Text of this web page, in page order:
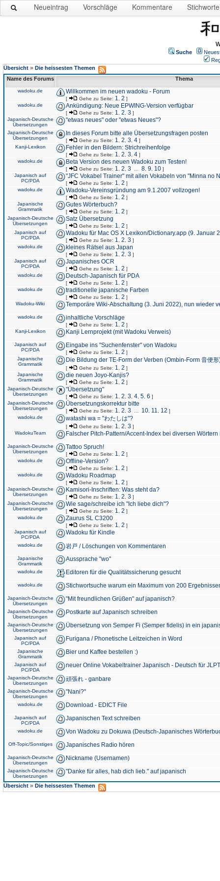
Neueintrag Vorschläge Kommentare Stichworte
Suche
Übersicht » Die heissesten Themen
Name des Forums
Thema
wadoku.de Willkommen im neuen wadoku - Forum
[ Gehe zu Seite: 1 2 ]
wadoku.de
Ankündigung: Neue EPWING-Version verfügbar
[ Gehe zu Seite: 1 2 3 ]
Japanisch-Deutsche
Übersetzungen
"etwas neues" oder "etwas Neues"?
Japanisch-Deutsche
Übersetzungen
In dieses Forum bitte alle Übersetzungsfragen posten
[ Gehe zu Seite: 1 2 3 4 ]
Kanji-Lexikon
Fehler in den Bildern: Strichreihenfolge
[ Gehe zu Seite: 1 2 3 4 ]
wadoku.de
Beta Version des neuen Wadoku zum Testen!
[ Gehe zu Seite: 1 2 3 8 9 10 ]
Japanisch auf
PC/PDA
"JFC Vokabel Trainer" mit allen Vokabeln von "Minna no
[ Gehe zu Seite: 1 2 ]
wadoku.de
Wadoku-Vereinsgründung am 9.1.2007 vollzogen!
[ Gehe zu Seite: 1 2 ]
Japanische
Grammatik
Gutes Wörterbuch?
[ Gehe zu Seite: 1 2 ]
Japanisch-Deutsche
Übersetzungen
Satz Übersetzung
[ Gehe zu Seite: 1 2 ]
Japanisch auf
PC/PDA
Wadoku für Mac OS X Lexikon/Dictionary.app (9. Januar
[ Gehe zu Seite: 1 2 3 ]
wadoku.de
kleines Rätsel aus Japan
[ Gehe zu Seite: 1 2 3 ]
Japanisch auf
PC/PDA
Japanisches OCR
[ Gehe zu Seite: 1 2 ]
wadoku.de
Deutsch-Japanisch für PDA
[ Gehe zu Seite: 1 2 ]
wadoku.de
traditionelle japanische Farben
[ Gehe zu Seite: 1 2 ]
Wadoku-Wiki
Temporäre Wiki-Abschaltung (3. Juni 2022), nun wieder
wadoku.de inhaltliche Vorschläge
[ Gehe zu Seite: 1 2 ]
Kanji-Lexikon
Kanji Lernprojekt (mit Wadoku Verweis)
Japanisch auf
PC/PDA
Eingabe ins "Suchenfenster" von Wadoku
[ Gehe zu Seite: 1 2 ]
Japanische
Grammatik
Die Bildung der TE-Form der Verben (Ombin-Form 音便形
[ Gehe zu Seite: 1 2 ]
Japanische
Grammatik
die neuen Joyo-Kanjis?
[ Gehe zu Seite: 1 2 ]
Japanisch-Deutsche
Übersetzungen
"Übersetzung"
[ Gehe zu Seite: 1 2 3 4 5 6 ]
Japanisch-Deutsche
Übersetzungen
Übersetzungskorrektur bitte
[ Gehe zu Seite: 1 2 3 10 11 12 ]
wadoku.de
watashi wa = "わたしは"?
[ Gehe zu Seite: 1 2 3 ]
WadokuTeam
Falscher Pitch-Pattern/Accent-Index bei diversen
Japanisch-Deutsche
Übersetzungen
Tattoo Spruch!
[ Gehe zu Seite: 1 2 ]
wadoku.de
Offline-Version?
[ Gehe zu Seite: 1 2 ]
wadoku.de
Wadoku Roadmap
[ Gehe zu Seite: 1 2 ]
Japanisch-Deutsche
Übersetzungen
Kamisori-Inschriften: Was steht da?
[ Gehe zu Seite: 1 2 3 ]
Japanisch-Deutsche
Übersetzungen
Wie sage/schreibe ich "Ich liebe dich"?
[ Gehe zu Seite: 1 2 ]
wadoku.de
Zaurus SL C3200
[ Gehe zu Seite: 1 2 ]
Japanisch auf
PC/PDA
Wadoku für Kindle
wadoku.de 岩戸 / Löschungen von Kommentaren
Japanische
Grammatik
Aussprache "wo"
wadoku.de Editoren für die Qualitätssicherung gesucht
wadoku.de Stichwortsuche warum ein Maximum von 200
Japanisch-Deutsche
Übersetzungen
"Mit freundlichen Grüßen" auf japanisch?
Japanisch-Deutsche
Übersetzungen
Postkarte auf Japanisch schreiben
Japanisch-Deutsche
Übersetzungen
Übersetzung von Semper Fi (Semper fidelis) in ein
Japanisch auf
PC/PDA
Furigana / Phonetische Leitzeichen in Word
Japanische
Grammatik
Bier und Kaffee bestellen :)
Japanisch auf
PC/PDA
neuer Online Vokabeltrainer Japanisch - Deutsch für
Japanisch-Deutsche
Übersetzungen
頑張れ - ganbare
Japanisch-Deutsche
Übersetzungen
"Nani?"
wadoku.de Download - EDICT File
Japanisch auf
PC/PDA
Japanischen Text schreiben
wadoku.de Von Wadoku zu Dokuwa (Deutsch-Japanisches
Off-Topic/Sonstiges Japanisches Radio hören
Japanisch-Deutsche
Übersetzungen
Nickname (Usernamen)
Japanisch-Deutsche
Übersetzungen
"Danke für alles, hab dich lieb." auf japanisch
Übersicht » Die heissesten Themen